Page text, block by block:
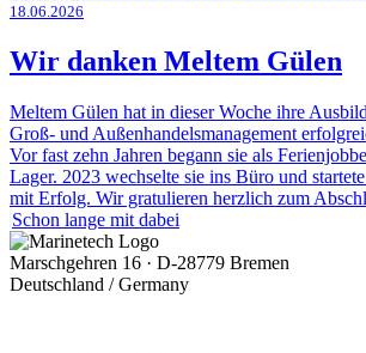
18.06.2026
Wir danken Meltem Gülen
Meltem Gülen hat in dieser Woche ihre
Groß- und Außenhandelsmanagement
Vor fast zehn Jahren begann sie als
Lager. 2023 wechselte sie ins Büro und
mit Erfolg. Wir gratulieren herzlich zum
Schon lange mit dabei
Marschgehren 16 · D-28779 Bremen
Deutschland / Germany